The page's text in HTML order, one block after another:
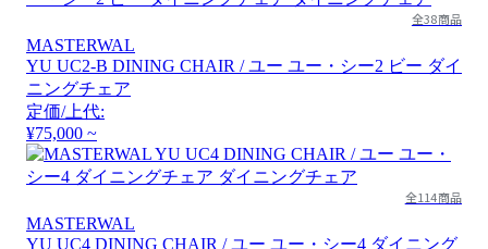
全38商品
MASTERWAL
YU UC2-B DINING CHAIR / ユー ユー・シー2 ビー ダイ
ニングチェア
定価/上代:
¥75,000 ~
全114商品
MASTERWAL
YU UC4 DINING CHAIR / ユー ユー・シー4 ダイニング